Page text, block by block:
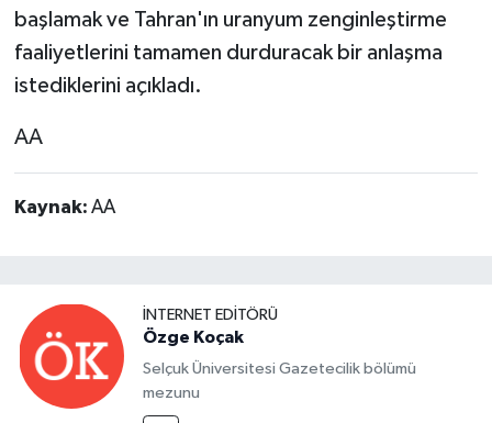
başlamak ve Tahran'ın uranyum zenginleştirme
faaliyetlerini tamamen durduracak bir anlaşma
istediklerini açıkladı.
AA
Kaynak: AA
İNTERNET EDITÖRÜ
Özge Koçak
Selçuk Üniversitesi Gazetecilik bölümü
mezunu